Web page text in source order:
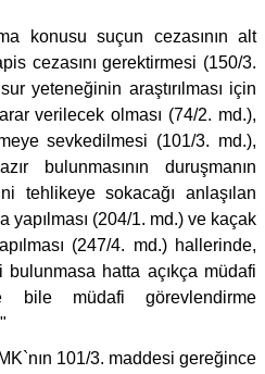
konusu suçun cezasının alt
cezasını gerektirmesi (150/3.
yeteneğinin araştırılması için
verilecek olması (74/2. md.),
sevkedilmesi (101/3. md.),
bulunmasının duruşmanın
tehlikeye sokacağı anlaşılan
yapılması (204/1. md.) ve kaçak
(247/4. md.) hallerinde,
bulunmasa hatta açıkça müdafi
bile müdafi görevlendirme
101/3. maddesi gereğince